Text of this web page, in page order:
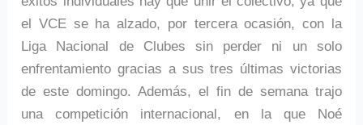
el VCE se ha alzado, por tercera ocasión, con la
Liga Nacional de Clubes sin perder ni un solo
enfrentamiento gracias a sus tres últimas victorias
de este domingo. Además, el fin de semana trajo
una competición internacional, en la que Noé